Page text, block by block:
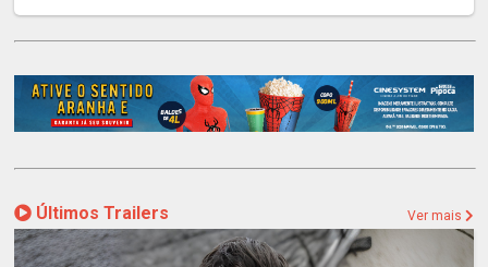
Últimos Trailers Ver mais